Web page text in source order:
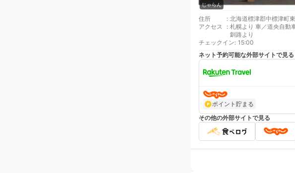
じゃらん
住所 : 北海道標津郡中標津町
アクセス
: 札幌より 車／道央自動
釧路より
チェックイン: 15:00
ネット予約可能な外部サイトで見る
ポイント貯まる
その他の外部サイトで見る